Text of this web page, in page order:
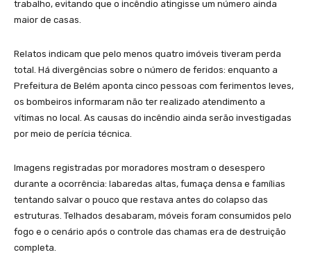
trabalho, evitando que o incêndio atingisse um número ainda
maior de casas.
Relatos indicam que pelo menos quatro imóveis tiveram perda
total. Há divergências sobre o número de feridos: enquanto a
Prefeitura de Belém aponta cinco pessoas com ferimentos leves,
os bombeiros informaram não ter realizado atendimento a
vítimas no local. As causas do incêndio ainda serão investigadas
por meio de perícia técnica.
Imagens registradas por moradores mostram o desespero
durante a ocorrência: labaredas altas, fumaça densa e famílias
tentando salvar o pouco que restava antes do colapso das
estruturas. Telhados desabaram, móveis foram consumidos pelo
fogo e o cenário após o controle das chamas era de destruição
completa.